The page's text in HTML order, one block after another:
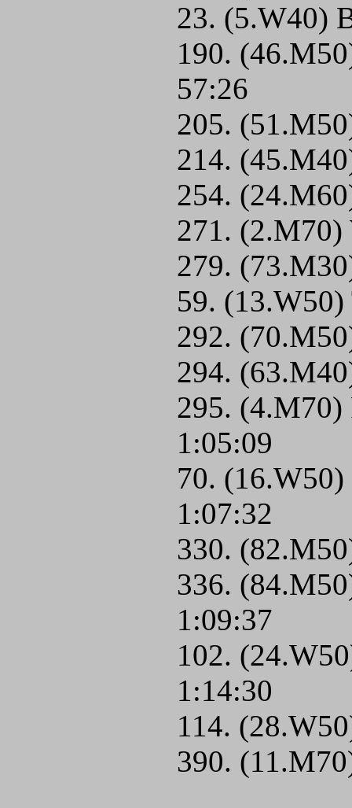
23. (5.W40)
190.
57:26
205.
214.
254.
271. (2.M70)
279.
59.
292.
294.
295.
1:05:09
70. (16.W50)
1:07:32
330.
336.
1:09:37
102.
1:14:30
114.
390.